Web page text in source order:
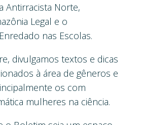
Antirracista Norte,
Legal e o
nas Escolas.
divulgamos textos e dicas
à área de gêneros e
os com
mulheres na ciência.